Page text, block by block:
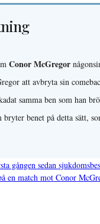
Conor McGregor
att avbryta sin
samma ben som han
benet på detta sätt,
gången sedan
en match mot Conor